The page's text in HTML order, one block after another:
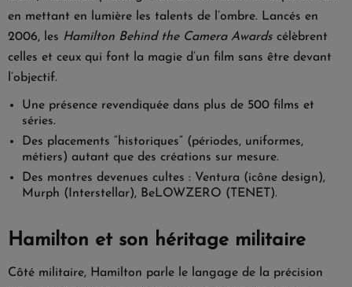
en mettant en lumière les talents de l’ombre. Lancés en
2006, les Hamilton Behind the Camera Awards célèbrent
celles et ceux qui font la magie d’un film sans être devant
l’objectif.
Une présence revendiquée dans plus de 500 films et
séries.
Des placements “historiques” (périodes, uniformes,
métiers) autant que des créations sur mesure.
Des montres devenues cultes : Ventura (icône design),
Murph (Interstellar), BeLOWZERO (TENET).
Hamilton et son héritage militaire
Côté militaire, Hamilton parle le langage de la précision